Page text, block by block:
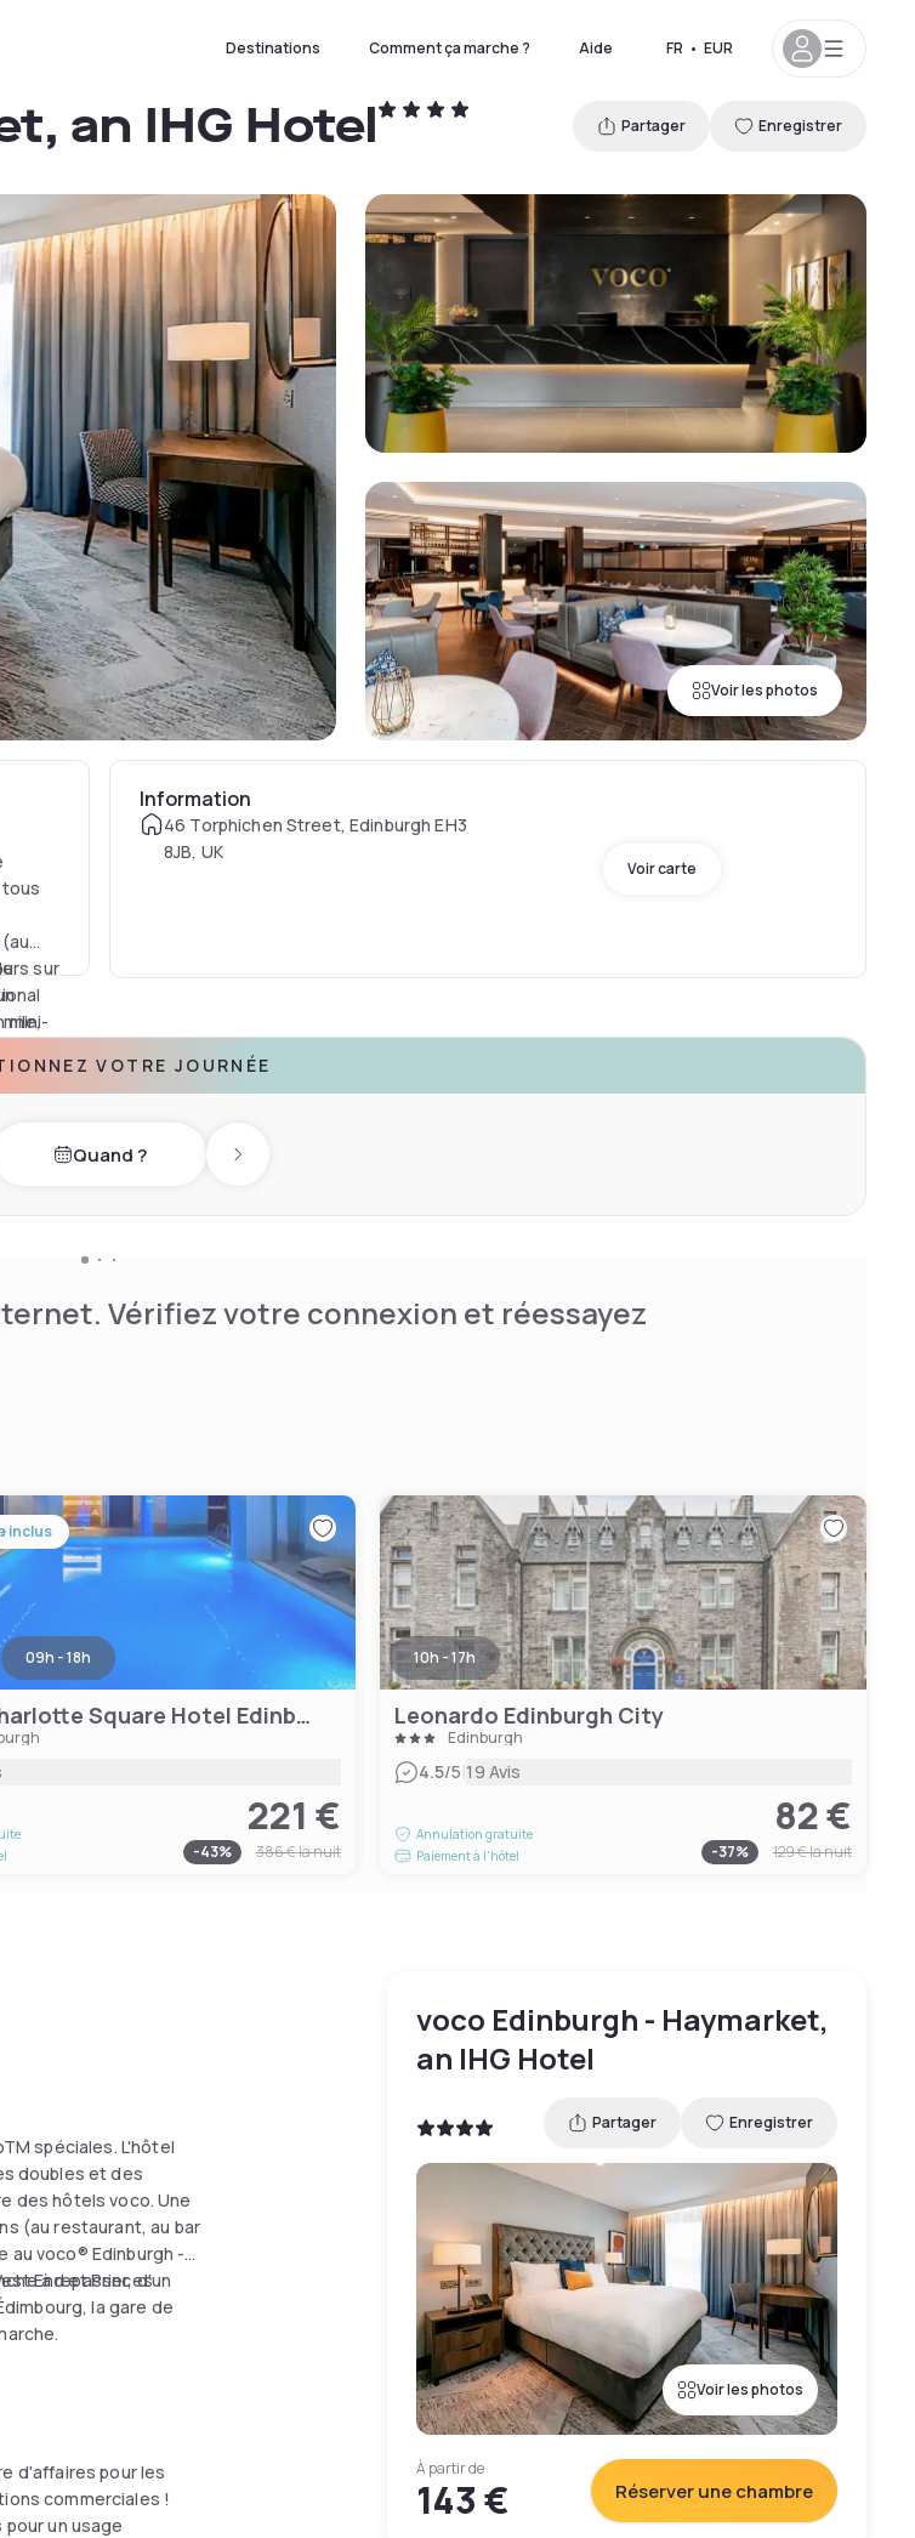
Destinations Comment ça marche ? Aide FR • EUR
Voir les photos
an IHG Hotel Partager Enregistrer
sur
mini-
Information
46 Torphichen Street, Edinburgh EH3
8JB, UK
Voir carte
VOTRE JOURNÉE
dayQuand ? Next day
Vérifiez votre connexion et réessayez
inclus
09h - 18h
Kimpton Charlotte Square Hotel Edinburgh
221 €
-43% 386 €la nuit
10h - 17h
Leonardo Edinburgh City
Edinburgh
4.5/5|19 Avis
Annulation gratuite
Paiement à l'hôtel
82 €
-37% 129 €la nuit
spéciales. L'hôtel
doubles et des
des hôtels voco. Une
(au restaurant, au bar
au voco® Edinburgh -
à repasser, d'un
End et Princes
la gare de
d'affaires pour les
commerciales !
pour un usage
voco Edinburgh - Haymarket,
an IHG Hotel
Partager Enregistrer
Voir les photos
À partir de
143 € Réserver une chambre